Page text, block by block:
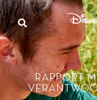
RAPPORT